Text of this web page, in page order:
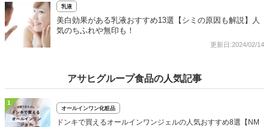
乳液
美白効果がある乳液おすすめ13選【シミの原因も解説】人
気のちふれや無印も！
更新日:2024/02/14
アサヒグループ食品の人気記事
1
オールインワン化粧品
ドンキで買えるオールインワンジェルの人気おすすめ8選【NM